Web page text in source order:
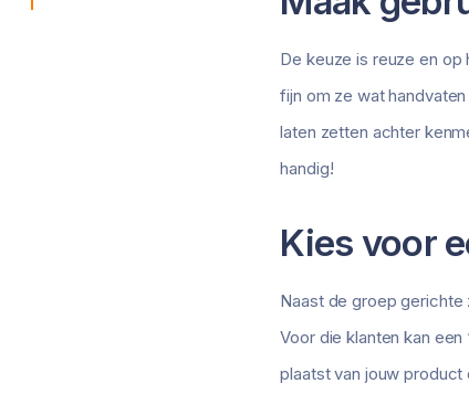
De keuze is reuze en op
fijn om ze wat
laten zetten achter
handig!
Kies voor
Naast de groep
Voor die klanten kan
plaatst van jouw product